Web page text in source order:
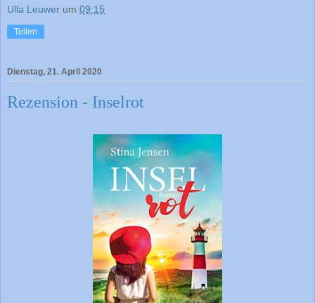
Ulla Leuwer um 09:15
Teilen
Dienstag, 21. April 2020
Rezension - Inselrot